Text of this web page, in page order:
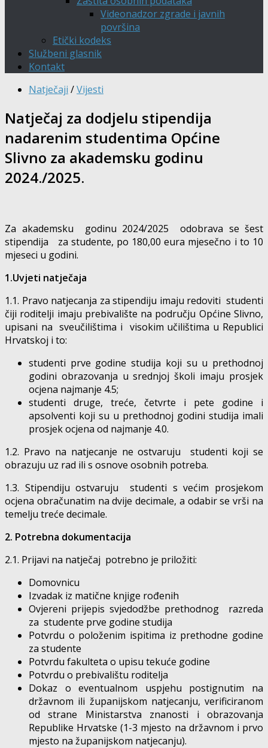
Videonadzor zgrade i javnih
površina
Etički kodeks
Službeni glasnik
Kontakt
Natječaji /Vijesti
Natječaj za dodjelu stipendija
nadarenim studentima Općine
Slivno za akademsku godinu
2024./2025.
Za akademsku godinu 2024/2025 odobrava se šest
stipendija za studente, po 180,00 eura mjesečno i to 10
mjeseci u godini.
1.Uvjeti natječaja
1.1. Pravo natjecanja za stipendiju imaju redoviti studenti
čiji roditelji imaju prebivalište na području Općine Slivno,
upisani na sveučilištima i visokim učilištima u Republici
Hrvatskoj i to:
studenti prve godine studija koji su u prethodnoj
godini obrazovanja u srednjoj školi imaju prosjek
ocjena najmanje 4.5;
studenti druge, treće, četvrte i pete godine i
apsolventi koji su u prethodnoj godini studija imali
prosjek ocjena od najmanje 4.0.
1.2. Pravo na natjecanje ne ostvaruju studenti koji se
obrazuju uz rad ili s osnove osobnih potreba.
1.3. Stipendiju ostvaruju studenti s većim prosjekom
ocjena obračunatim na dvije decimale, a odabir se vrši na
temelju treće decimale.
2. Potrebna dokumentacija
2.1. Prijavi na natječaj potrebno je priložiti:
Domovnicu
Izvadak iz matične knjige rođenih
Ovjereni prijepis svjedodžbe prethodnog razreda
za studente prve godine studija
Potvrdu o položenim ispitima iz prethodne godine
za studente
Potvrdu fakulteta o upisu tekuće godine
Potvrdu o prebivalištu roditelja
Dokaz o eventualnom uspjehu postignutim na
državnom ili županijskom natjecanju, verificiranom
od strane Ministarstva znanosti i obrazovanja
Republike Hrvatske (1-3 mjesto na državnom i prvo
mjesto na županijskom natjecanju).